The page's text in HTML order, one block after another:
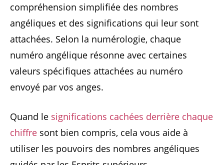
compréhension simplifiée des nombres
angéliques et des significations qui leur sont
attachées. Selon la numérologie, chaque
numéro angélique résonne avec certaines
valeurs spécifiques attachées au numéro
envoyé par vos anges.
Quand le significations cachées derrière chaque
chiffre sont bien compris, cela vous aide à
utiliser les pouvoirs des nombres angéliques